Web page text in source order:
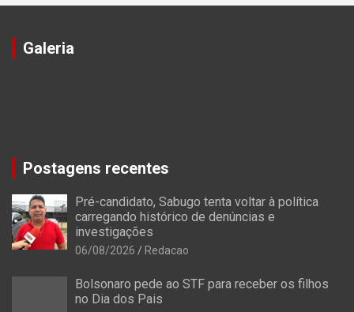
Galeria
Postagens recentes
Pré-candidato, Sabugo tenta voltar à política
carregando histórico de denúncias e
investigações
06/08/2026 Redacao
Bolsonaro pede ao STF para receber os filhos
no Dia dos Pais